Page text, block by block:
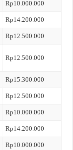
Rp10.000.000
Rp14.200.000
Rp12.500.000
Rp12.500.000
Rp15.300.000
Rp12.500.000
Rp10.000.000
Rp14.200.000
Rp10.000.000